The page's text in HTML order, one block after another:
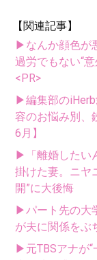
【関連記事】
▶なんか顔色が
過労でもない“
<PR>
▶編集部の
容のお悩み別、
6月】
▶「離婚したい
掛けた妻。ニヤ
開”に大後悔
▶パート先の大
が夫に関係をぶ
▶元TBSアナが“